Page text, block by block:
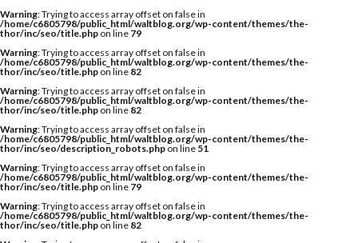
Warning: Trying to access array offset on false in
/home/c6805798/public_html/waltblog.org/wp-content/themes/the-
thor/inc/seo/title.php on line 79
Warning: Trying to access array offset on false in
/home/c6805798/public_html/waltblog.org/wp-content/themes/the-
thor/inc/seo/title.php on line 82
Warning: Trying to access array offset on false in
/home/c6805798/public_html/waltblog.org/wp-content/themes/the-
thor/inc/seo/title.php on line 82
Warning: Trying to access array offset on false in
/home/c6805798/public_html/waltblog.org/wp-content/themes/the-
thor/inc/seo/description_robots.php on line 51
Warning: Trying to access array offset on false in
/home/c6805798/public_html/waltblog.org/wp-content/themes/the-
thor/inc/seo/title.php on line 79
Warning: Trying to access array offset on false in
/home/c6805798/public_html/waltblog.org/wp-content/themes/the-
thor/inc/seo/title.php on line 82